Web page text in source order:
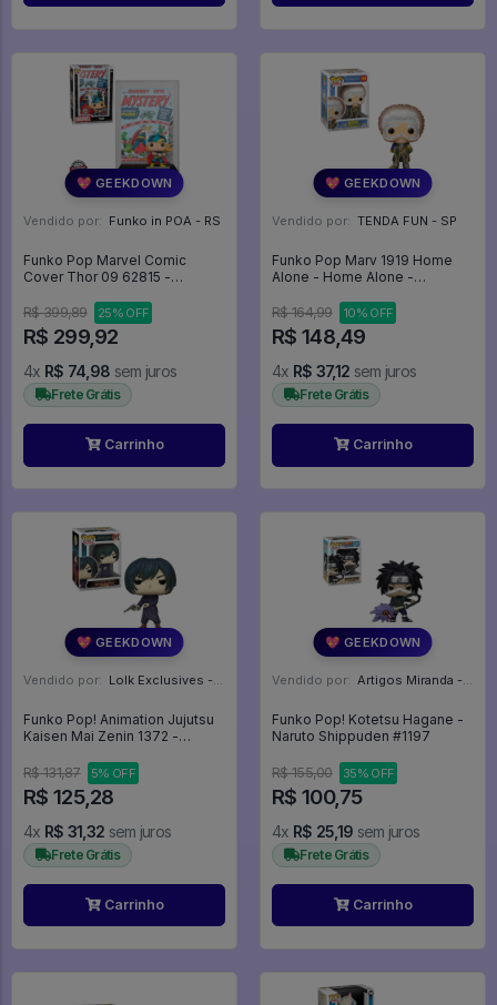
💖 GEEKDOWN
Vendido por: Funko in POA - RS
Funko Pop Marvel Comic
Cover Thor 09 62815 -
R$ 399,89
25% OFF
R$ 299,92
4x R$ 74,98 sem juros
Frete Grátis
Carrinho
💖 GEEKDOWN
Vendido por: TENDA FUN - SP
Funko Pop Marv 1919 Home
Alone - Home Alone -
Funko Pop - #1919 - FUNKO
POP #1919
R$ 164,99 10% OFF
R$ 148,49
4x R$ 37,12 sem juros
Frete Grátis
Carrinho
💖 GEEKDOWN
Vendido por: Lolk Exclusives - SP
Funko Pop! Animation Jujutsu
Kaisen Mai Zenin 1372 -
R$ 131,87
5% OFF
R$ 125,28
4x R$ 31,32 sem juros
Frete Grátis
Carrinho
💖 GEEKDOWN
Vendido por: Artigos Miranda - RJ
Funko Pop! Kotetsu Hagane -
Naruto Shippuden #1197
R$ 155,00 35% OFF
R$ 100,75
4x R$ 25,19 sem juros
Frete Grátis
Carrinho